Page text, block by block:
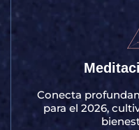
Conecta
para el 2026,